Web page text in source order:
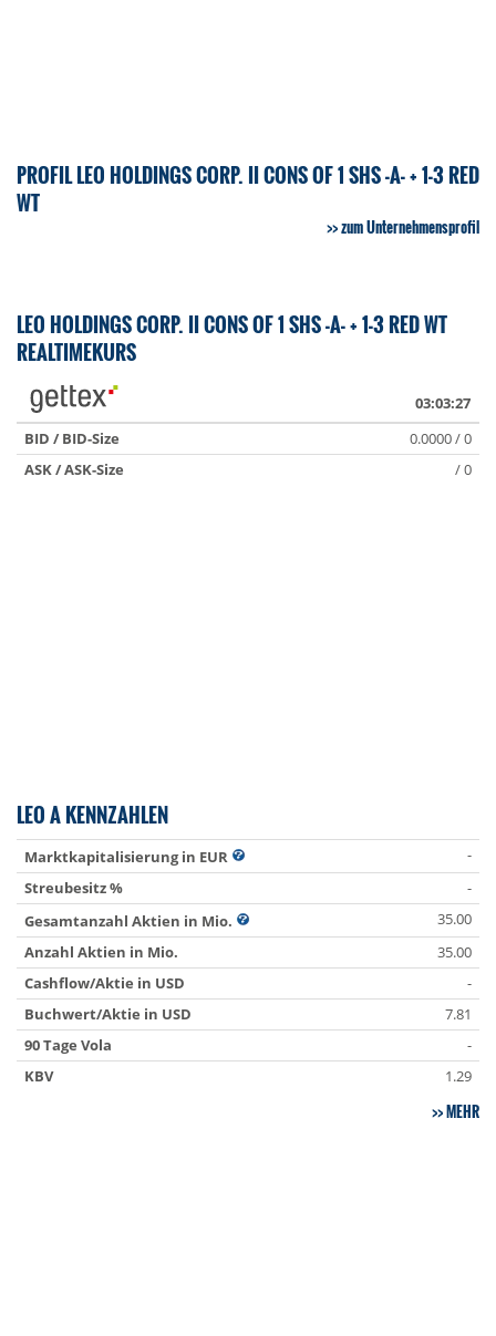
PROFIL LEO HOLDINGS CORP. II CONS OF 1 SHS -A- + 1-3 RED
WT
zum Unternehmensprofil
LEO HOLDINGS CORP. II CONS OF 1 SHS -A- + 1-3 RED WT
REALTIMEKURS
03:03:27
BID / BID-Size
0.0000 / 0
ASK / ASK-Size
/ 0
LEO A KENNZAHLEN
Marktkapitalisierung in EUR
-
Streubesitz %
-
Gesamtanzahl Aktien in Mio.
35.00
Anzahl Aktien in Mio.
35.00
Cashflow/Aktie in USD
-
Buchwert/Aktie in USD
7.81
90 Tage Vola
-
KBV
1.29
MEHR